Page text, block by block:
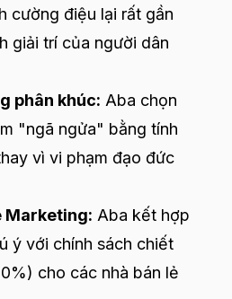
cường điệu lại rất gần
giải trí của người dân
phân khúc: Aba chọn
"ngã ngửa" bằng tính
vì vi phạm đạo đức
Marketing: Aba kết hợp
ý với chính sách chiết
cho các nhà bán lẻ